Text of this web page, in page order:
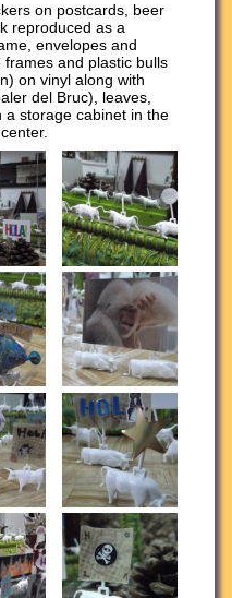
on postcards, beer
reproduced as a
envelopes and
and plastic bulls
on vinyl along with
del Bruc), leaves,
a storage cabinet in the